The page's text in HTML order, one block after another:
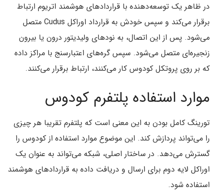
در ظاهر یک توسعه‌دهنده با قراردادهای هوشمند اتریوم ارتباط
برقرار می‌کند و سپس خودش به قرارداد اوراکل Cudus متصل
می‌شود. پس از این اتصال، به نودهای ولیدیتور درون یا بیرون
زنجیره‌ای متصل می‌شود. سپس گره‌های اعتبارسنج با مراکز داده
که بر روی پروتکل کودوس کار می‌کنند، ارتباط برقرار می‌کنند.
موارد استفاده پلتفرم کودوس
تورینگ کامل بودن به این معنی است که پلتفرم تقریبا هر چیزی
را می‌تواند پردازش کند. این موضوع موارد استفاده از کودوس را
گسترش می‌دهد. در ساختار اصلی، شبکه می‌تواند به عنوان یک
اوراکل لایه دوم برای ارسال و دریافت داده به قراردادهای هوشمند
استفاده شود.